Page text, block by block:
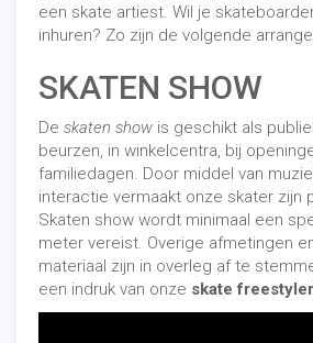
een skate artiest. Wil je
inhuren? Zo zijn de volgende
SKATEN SHOW
De skaten show is geschikt als
beurzen, in winkelcentra, bij
familiedagen. Door middel van
interactie vermaakt onze skater zijn
Skaten show wordt minimaal een
meter vereist. Overige afmetingen
materiaal zijn in overleg af te
een indruk van onze skate freestyler